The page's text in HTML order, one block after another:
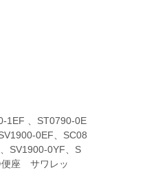
1EF 、ST0790-0E
0EF、SC08
SV1900-0YF、S
便座 サワレッ